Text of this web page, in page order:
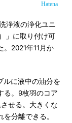
Hatena
浄液の浄化ユニ
」に取り付け可
2021年11月か
に液中の油分を
る。9枚羽のコア
せる。大きくな
分離できる。